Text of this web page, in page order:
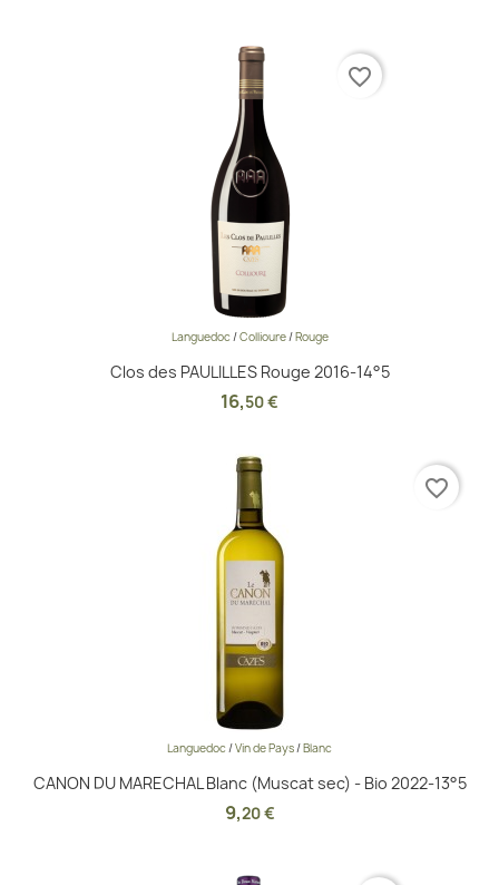
Languedoc/Collioure/Rouge
Clos des PAULILLES Rouge 2016-14°5
16,50 €
favorite_border
Languedoc/Vin de Pays/Blanc
CANON DU MARECHAL Blanc (Muscat sec) - Bio 2022-13°5
9,20 €
favorite_border